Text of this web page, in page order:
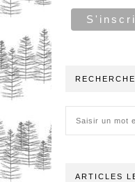
ARTICLES